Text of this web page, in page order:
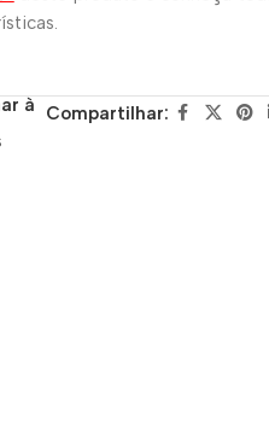
à
Compartilhar: